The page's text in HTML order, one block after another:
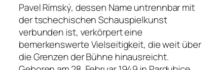
Pavel Rímský, dessen Name untrennbar mit
der tschechischen Schauspielkunst
verbunden ist, verkörpert eine
bemerkenswerte Vielseitigkeit, die weit über
die Grenzen der Bühne hinausreicht.